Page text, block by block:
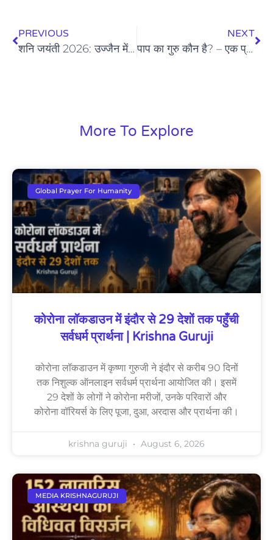
PREVIOUS
शनि जयंती 2026: उज्जैन में कृष्णा गुरुजी द्वारा श्रमिक सम्मान का अनूठा अभियान
NEXT
पाप का गुरु कौन है? – एक प्रेरणादायक कथा
More To Explore
Global Prayer For Humanity
कोरोना लॉकडाउन में इंदौर से 29 देशों तक पहुँची
सर्वधर्म प्रार्थना | Krishna Guruji
कोरोना लॉकडाउन में कृष्णा गुरुजी ने इंदौर से करीब 90 दिनों
तक निशुल्क ऑनलाइन सर्वधर्म प्रार्थना आयोजित की। इसमें
29 देशों के लोगों ने कोरोना मरीजों, उनके परिवारों और
कोरोना वॉरियर्स के लिए पूजा, दुआ, अरदास और प्रार्थना की।
krishna guruji August 6, 2026
MEDIA KRISHNAGURUJI